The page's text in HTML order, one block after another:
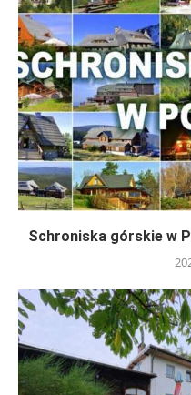
Schroniska górskie w